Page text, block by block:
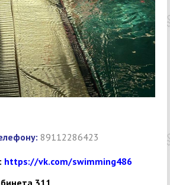
89112286423
https://vk.com/swimming486
311